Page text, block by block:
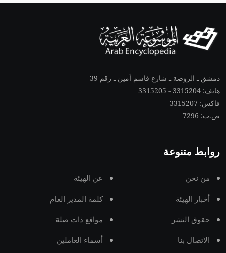
دمشق ـ الروضة ـ شارع قاسم أمين ـ رقم 39
هاتف: 3315204 - 3315205
فاكس: 3315207
ص.ب: 7296
روابط متنوعة
من نحن عن الهيئة
أخبار الهيئة كلمة المدير العام
حقوق النشر مواقع ذات صلة
الاتصال بنا أسماء العاملين